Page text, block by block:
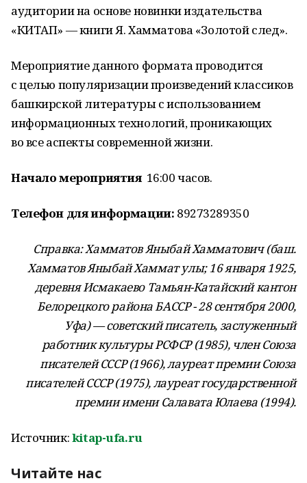
аудитории на основе новинки издательства
«КИТАП» — книги Я. Хамматова «Золотой след».
Мероприятие данного формата проводится
с целью популяризации произведений классиков
башкирской литературы с использованием
информационных технологий, проникающих
во все аспекты современной жизни.
Начало мероприятия16:00 часов.
Телефон для информации: 89273289350
Справка: Хамматов Яныбай Хамматович (баш.
Хамматов Яныбай Хаммат улы; 16 января 1925,
деревня Исмакаево Тамьян-Катайский кантон
Белорецкого района БАССР - 28 сентября 2000,
Уфа) — советский писатель, заслуженный
работник культуры РСФСР (1985), член Союза
писателей СССР (1966), лауреат премии Союза
писателей СССР (1975), лауреат государственной
премии имени Салавата Юлаева (1994).
Источник:kitap-ufa.ru
Читайте нас